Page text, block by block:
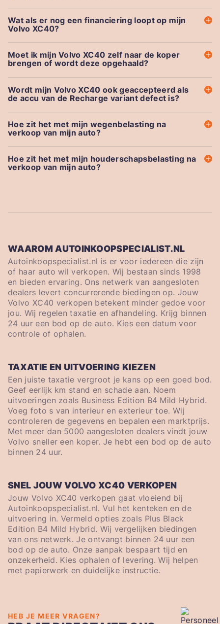
Wat als er nog een financiering loopt op mijn
Volvo XC40?
Moet ik mijn Volvo XC40 zelf naar de koper
brengen of wordt deze opgehaald?
Wordt mijn Volvo XC40 ook geaccepteerd als
de accu van de Recharge variant defect is?
Hoe zit het met mijn wegenbelasting na
verkoop van mijn auto?
Hoe zit het met mijn houderschapsbelasting na
verkoop van mijn auto?
WAAROM AUTOINKOOPSPECIALIST.NL
Autoinkoopspecialist.nl is er voor iedereen die zijn
of haar auto wil verkopen. Wij bestaan sinds 1998
en bieden ervaring. Ons netwerk van aangesloten
dealers levert concurrerende biedingen op. Jouw
Volvo XC40 verkopen betekent minder gedoe voor
jou. Wij regelen taxatie en afhandeling. Krijg binnen
24 uur een bod op de auto. Kies een datum voor
controle of ophalen.
TAXATIE EN UITVOERING KIEZEN
Een juiste taxatie vergroot je kans op een goed bod.
Geef eerlijk km stand en schade aan. Noem
uitvoeringen zoals Business Edition B4 Mild Hybrid.
Voeg foto s van interieur en exterieur toe. Wij
controleren de gegevens en bepalen een marktprijs.
Met meer dan 5000 aangesloten dealers vindt jouw
Volvo sneller een koper. Je hebt een bod op de auto
binnen 24 uur.
SNEL JOUW VOLVO XC40 VERKOPEN
Jouw Volvo XC40 verkopen gaat vloeiend bij
Autoinkoopspecialist.nl. Vul het kenteken en de
uitvoering in. Vermeld opties zoals Plus Black
Edition B4 Mild Hybrid. Wij vergelijken biedingen
van ons netwerk. Je ontvangt binnen 24 uur een
bod op de auto. Onze aanpak bespaart tijd en
onzekerheid. Kies ophalen of levering. Wij helpen
met papierwerk en duidelijke instructie.
HEB JE MEER VRAGEN?